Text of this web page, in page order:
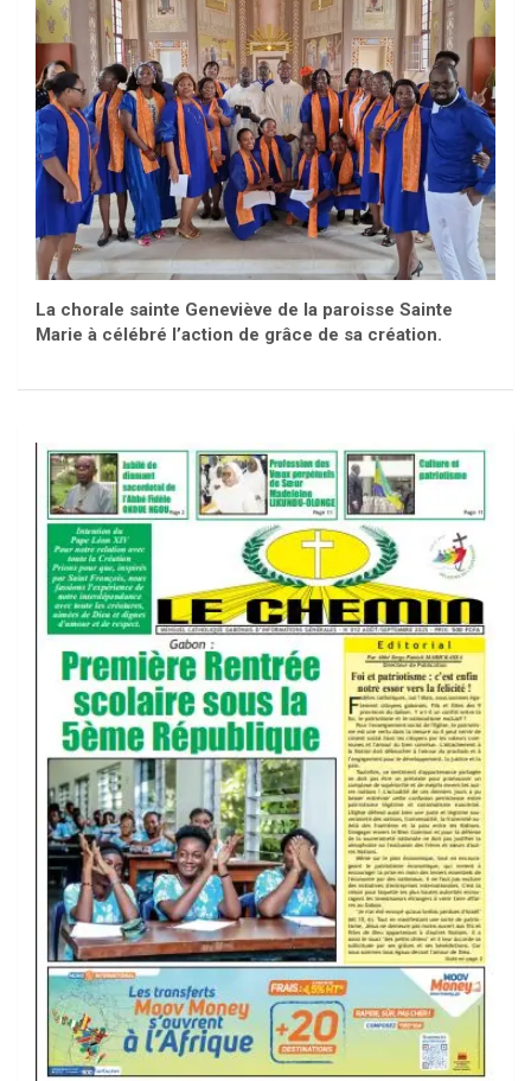
La chorale sainte Geneviève de la paroisse Sainte
Marie à célébré l’action de grâce de sa création.